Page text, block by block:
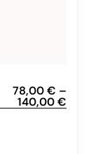
78,00€ –
140,00€